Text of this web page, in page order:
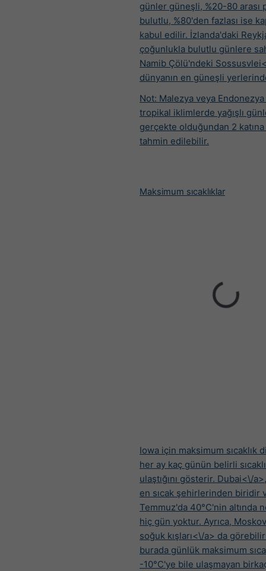
günler güneşli, %20-80 arası
bulutlu, %80'den fazlası ise
kabul edilir. İzlanda'daki
çoğunlukla bulutlu günlere
Namib Çölü'ndeki
dünyanın en güneşli
Not: Malezya veya
tropikal iklimlerde yağışlı
gerçekte olduğundan 2
tahmin edilebilir.
Maksimum sıcaklıklar
Iowa için maksimum sıcaklık
her ay kaç günün belirli
ulaştığını gösterir. Dubai<\/
en sıcak şehirlerinden biridir
Temmuz'da 40°C'nin altında
hiç gün yoktur. Ayrıca,
soğuk kışları<\/a> da
burada günlük maksimum
-10°C'ye bile ulaşmayan